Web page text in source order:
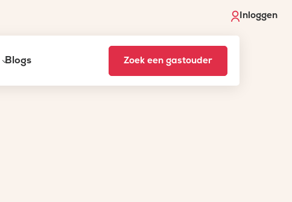
Inloggen
Blogs Zoek een gastouder